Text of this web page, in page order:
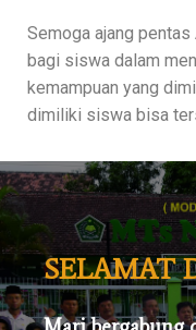
Semoga ajang
bagi siswa dalam
kemampuan yang
dimiliki siswa bisa
SELAMAT